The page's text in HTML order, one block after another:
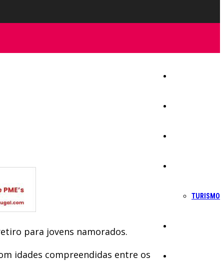
TURISMO
para jovens namorados.
idades compreendidas entre os